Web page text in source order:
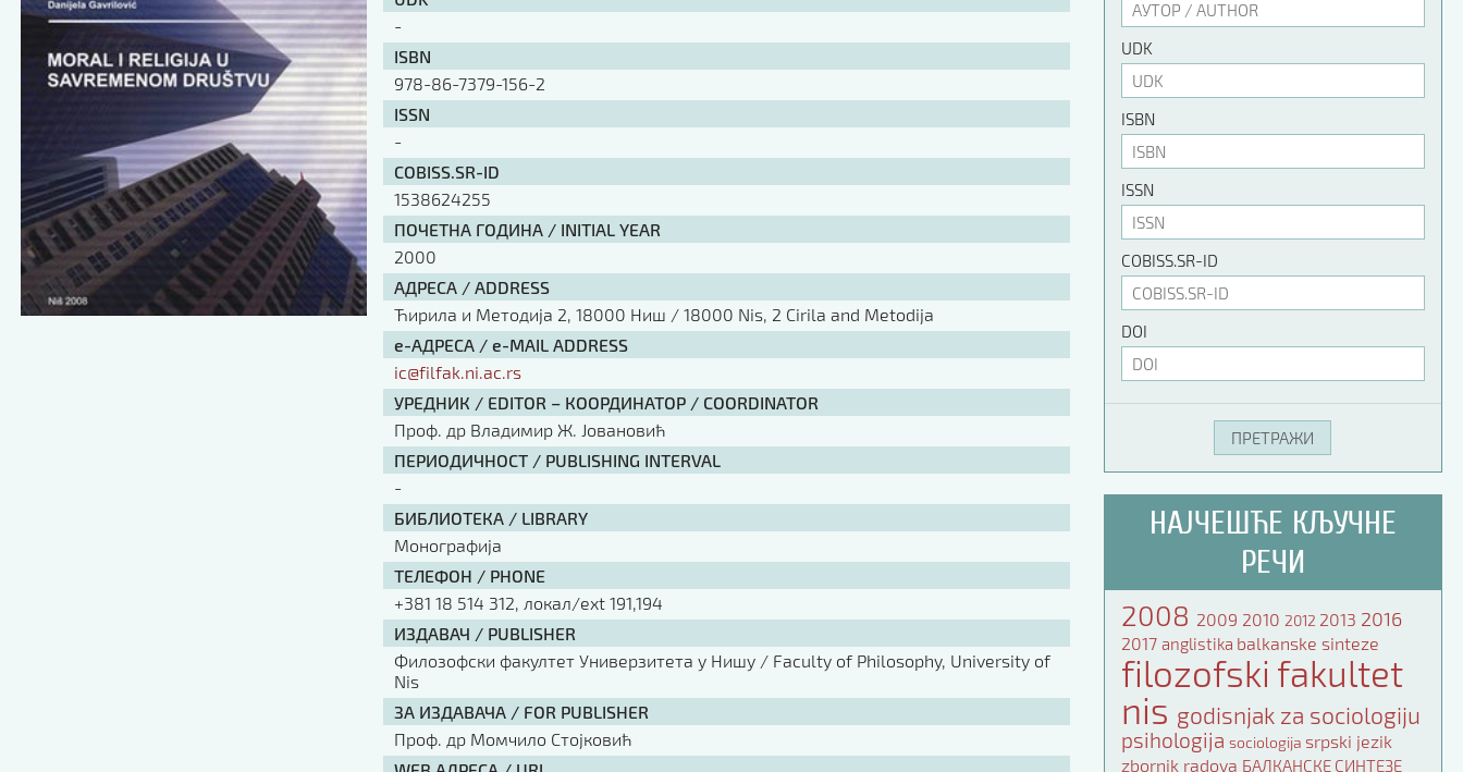
-
ISBN
978-86-7379-156-2
ISSN
-
COBISS.SR-ID
1538624255
ПОЧЕТНА ГОДИНА / INITIAL YEAR
2000
АДРЕСА / ADDRESS
Ћирила и Методија 2, 18000 Ниш / 18000 Nis, 2 Cirila and Metodija
е-АДРЕСА / e-MAIL ADDRESS
ic@filfak.ni.ac.rs
УРЕДНИК / EDITOR – КООРДИНАТОР / COORDINATOR
Проф. др Владимир Ж. Јовановић
ПЕРИОДИЧНОСТ / PUBLISHING INTERVAL
-
БИБЛИОТЕКА / LIBRARY
Монографија
ТЕЛЕФОН / PHONE
+381 18 514 312, локал/ext 191,194
ИЗДАВАЧ / PUBLISHER
Филозофски факултет Универзитета у Нишу / Faculty of Philosophy, University of
Nis
ЗА ИЗДАВАЧА / FOR PUBLISHER
Проф. др Момчило Стојковић
UDK
ISBN
ISSN
COBISS.SR-ID
DOI
НАЈЧЕШЋЕ КЉУЧНЕ
РЕЧИ
2008 2009 2010 2012 2013 2016
2017 anglistika balkanske sinteze
filozofski fakultet
nis godisnjak za sociologiju
psihologija sociologija srpski jezik
zbornik radova БАЛКАНСКЕ СИНТЕЗЕ